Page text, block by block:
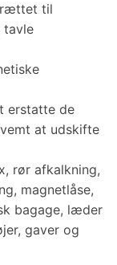
til
tavle
erstatte de
at udskifte
rør afkalkning,
magnetlåse,
bagage, læder
gaver og